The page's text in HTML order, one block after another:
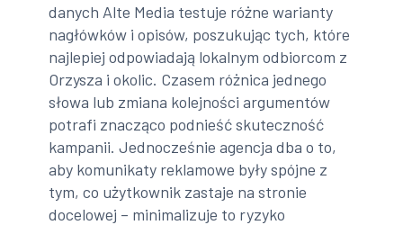
danych Alte Media testuje różne warianty
nagłówków i opisów, poszukując tych, które
najlepiej odpowiadają lokalnym odbiorcom z
Orzysza i okolic. Czasem różnica jednego
słowa lub zmiana kolejności argumentów
potrafi znacząco podnieść skuteczność
kampanii. Jednocześnie agencja dba o to,
aby komunikaty reklamowe były spójne z
tym, co użytkownik zastaje na stronie
docelowej – minimalizuje to ryzyko